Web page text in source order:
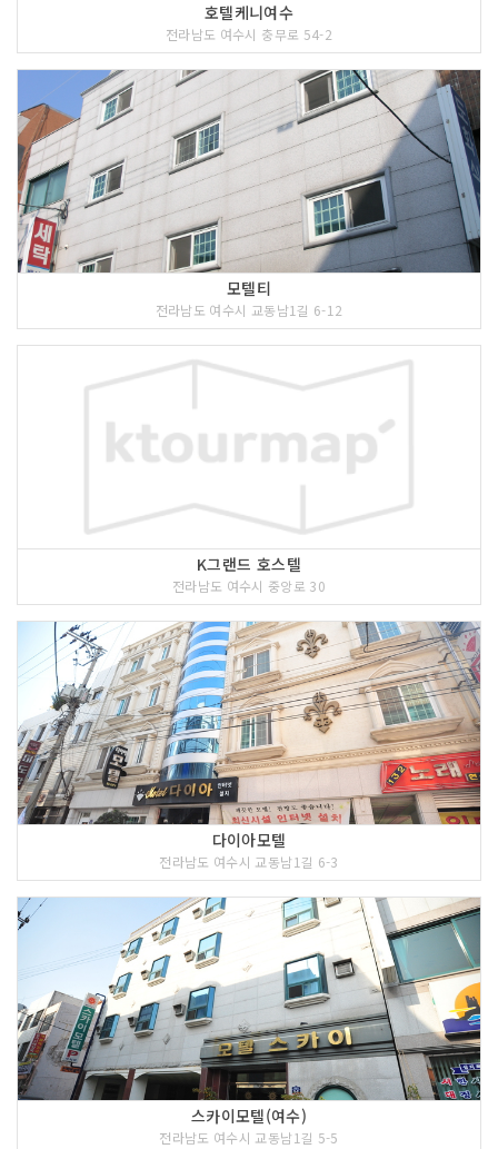
호텔케니여수
전라남도 여수시 충무로 54-2
모텔티
전라남도 여수시 교동남1길 6-12
K그랜드 호스텔
전라남도 여수시 중앙로 30
다이아모텔
전라남도 여수시 교동남1길 6-3
스카이모텔(여수)
전라남도 여수시 교동남1길 5-5